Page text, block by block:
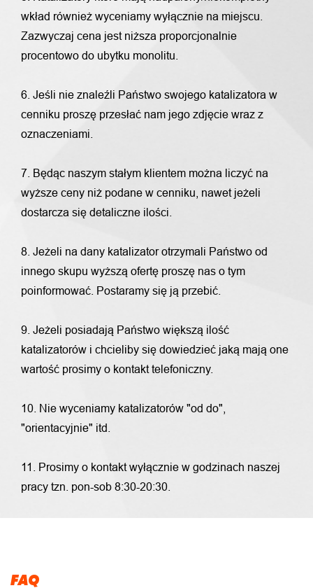
wkład również wyceniamy wyłącznie na miejscu.
Zazwyczaj cena jest niższa proporcjonalnie
procentowo do ubytku monolitu.
6. Jeśli nie znaleźli Państwo swojego katalizatora w
cenniku proszę przesłać nam jego zdjęcie wraz z
oznaczeniami.
7. Będąc naszym stałym klientem można liczyć na
wyższe ceny niż podane w cenniku, nawet jeżeli
dostarcza się detaliczne ilości.
8. Jeżeli na dany katalizator otrzymali Państwo od
innego skupu wyższą ofertę proszę nas o tym
poinformować. Postaramy się ją przebić.
9. Jeżeli posiadają Państwo większą ilość
katalizatorów i chcieliby się dowiedzieć jaką mają one
wartość prosimy o kontakt telefoniczny.
10. Nie wyceniamy katalizatorów "od do",
"orientacyjnie" itd.
11. Prosimy o kontakt wyłącznie w godzinach naszej
pracy tzn. pon-sob 8:30-20:30.
FAQ